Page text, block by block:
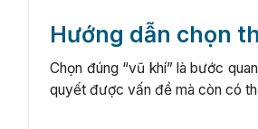
Hướng dẫn chọn
Chọn đúng “vũ khí” là bước
quyết được vấn đề mà còn có